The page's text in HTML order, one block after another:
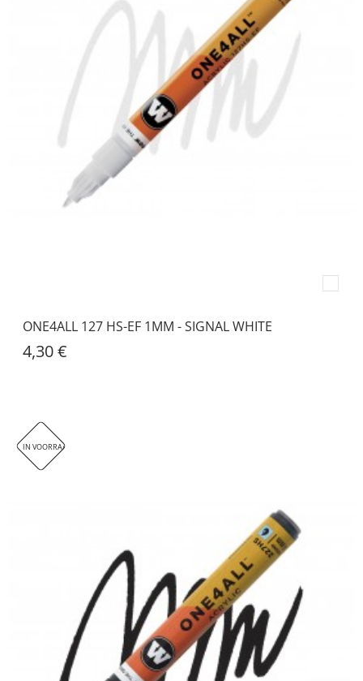
ONE4ALL 127 HS-EF 1MM - SIGNAL WHITE
4,30 €
IN VOORRAAD